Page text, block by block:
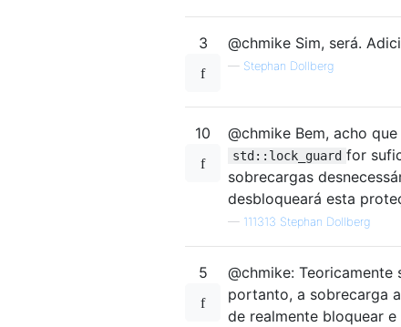
3 @chmike Sim, será.
— Stephan Dollberg
10 @chmike Bem, acho
std::lock_guard for
sobrecargas
desbloqueará esta
— 111313 Stephan Dollberg
5
@chmike:
portanto, a sobrecarga
de realmente bloquear